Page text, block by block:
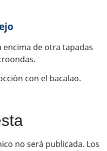
encima de otra tapadas
con el bacalao.
no será publicada. Los